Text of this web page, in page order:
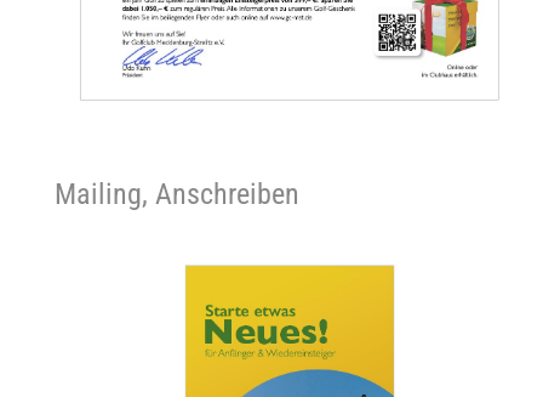
Mailing, Anschreiben